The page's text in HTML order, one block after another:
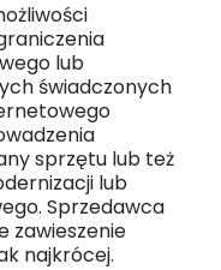
lub
świadczonych
sprzętu lub też
lub
Sprzedawca
zawieszenie
najkrócej.